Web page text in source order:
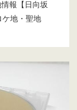
報【日向坂
ケ地・聖地